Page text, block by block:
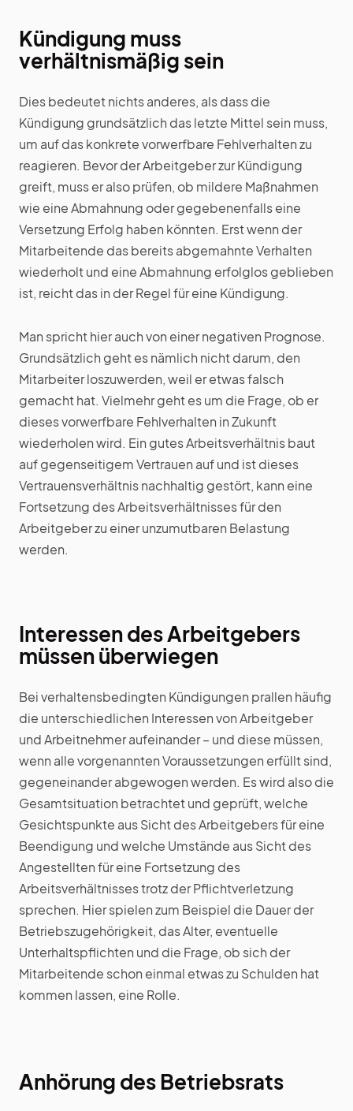
Kündigung muss
verhältnismäßig sein
Dies bedeutet nichts anderes, als dass die
Kündigung grundsätzlich das letzte Mittel sein muss,
um auf das konkrete vorwerfbare Fehlverhalten zu
reagieren. Bevor der Arbeitgeber zur Kündigung
greift, muss er also prüfen, ob mildere Maßnahmen
wie eine Abmahnung oder gegebenenfalls eine
Versetzung Erfolg haben könnten. Erst wenn der
Mitarbeitende das bereits abgemahnte Verhalten
wiederholt und eine Abmahnung erfolglos geblieben
ist, reicht das in der Regel für eine Kündigung.
Man spricht hier auch von einer negativen Prognose.
Grundsätzlich geht es nämlich nicht darum, den
Mitarbeiter loszuwerden, weil er etwas falsch
gemacht hat. Vielmehr geht es um die Frage, ob er
dieses vorwerfbare Fehlverhalten in Zukunft
wiederholen wird. Ein gutes Arbeitsverhältnis baut
auf gegenseitigem Vertrauen auf und ist dieses
Vertrauensverhältnis nachhaltig gestört, kann eine
Fortsetzung des Arbeitsverhältnisses für den
Arbeitgeber zu einer unzumutbaren Belastung
werden.
Interessen des Arbeitgebers
müssen überwiegen
Bei verhaltensbedingten Kündigungen prallen häufig
die unterschiedlichen Interessen von Arbeitgeber
und Arbeitnehmer aufeinander – und diese müssen,
wenn alle vorgenannten Voraussetzungen erfüllt sind,
gegeneinander abgewogen werden. Es wird also die
Gesamtsituation betrachtet und geprüft, welche
Gesichtspunkte aus Sicht des Arbeitgebers für eine
Beendigung und welche Umstände aus Sicht des
Angestellten für eine Fortsetzung des
Arbeitsverhältnisses trotz der Pflichtverletzung
sprechen. Hier spielen zum Beispiel die Dauer der
Betriebszugehörigkeit, das Alter, eventuelle
Unterhaltspflichten und die Frage, ob sich der
Mitarbeitende schon einmal etwas zu Schulden hat
kommen lassen, eine Rolle.
Anhörung des Betriebsrats